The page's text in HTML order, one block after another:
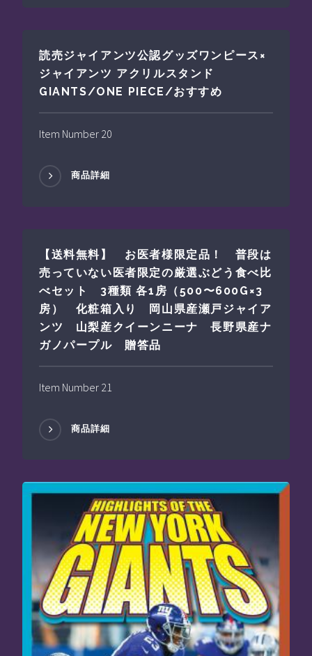
読売ジャイアンツ公認グッズワンピース×
ジャイアンツ アクリルスタンド
GIANTS/ONE PIECE/おすすめ
Item Number 20
商品詳細
【送料無料】 お医者様限定品！ 普段は
売っていない医者限定の厳選ぶどう食べ比
べセット 3種類 各1房（500〜600G×3
房） 化粧箱入り 岡山県産瀬戸ジャイア
ンツ 山梨産クイーンニーナ 長野県産ナ
ガノパープル 贈答品
Item Number 21
商品詳細